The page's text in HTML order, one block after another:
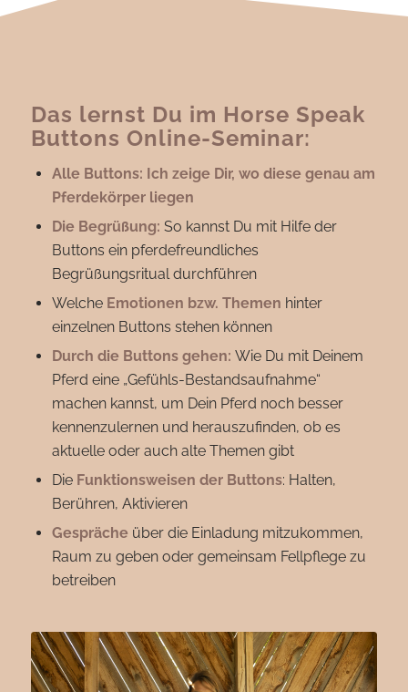
Das lernst Du im Horse Speak
Buttons Online-Seminar:
Alle Buttons: Ich zeige Dir, wo diese genau am
Pferdekörper liegen
Die Begrüßung: So kannst Du mit Hilfe der
Buttons ein pferdefreundliches
Begrüßungsritual durchführen
WelcheEmotionen bzw. Themen hinter
einzelnen Buttons stehen können
Durch die Buttons gehen: Wie Du mit Deinem
Pferd eine „Gefühls-Bestandsaufnahme“
machen kannst, um Dein Pferd noch besser
kennenzulernen und herauszufinden, ob es
aktuelle oder auch alte Themen gibt
DieFunktionsweisen der Buttons: Halten,
Berühren, Aktivieren
Gespräche über die Einladung mitzukommen,
Raum zu geben oder gemeinsam Fellpflege zu
betreiben